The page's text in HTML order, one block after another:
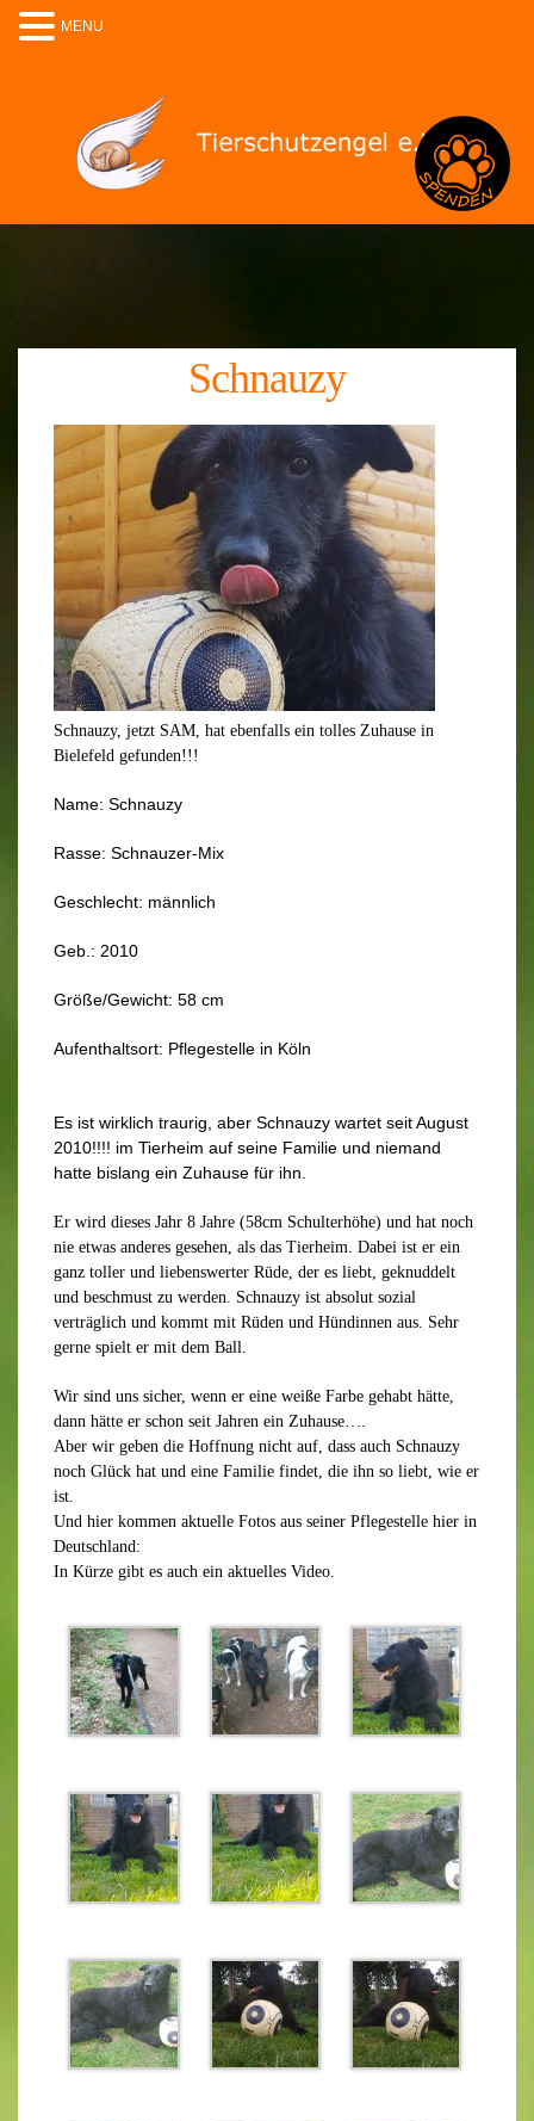
Schnauzy
Schnauzy, jetzt SAM, hat ebenfalls ein tolles Zuhause in
Bielefeld gefunden!!!
Name: Schnauzy
Rasse: Schnauzer-Mix
Geschlecht: männlich
Geb.: 2010
Größe/Gewicht: 58 cm
Aufenthaltsort: Pflegestelle in Köln
Es ist wirklich traurig, aber Schnauzy wartet seit August
2010!!!! im Tierheim auf seine Familie und niemand
hatte bislang ein Zuhause für ihn.
Er wird dieses Jahr 8 Jahre (58cm Schulterhöhe) und hat noch
nie etwas anderes gesehen, als das Tierheim. Dabei ist er ein
ganz toller und liebenswerter Rüde, der es liebt, geknuddelt
und beschmust zu werden. Schnauzy ist absolut sozial
verträglich und kommt mit Rüden und Hündinnen aus. Sehr
gerne spielt er mit dem Ball.
Wir sind uns sicher, wenn er eine weiße Farbe gehabt hätte,
dann hätte er schon seit Jahren ein Zuhause….
Aber wir geben die Hoffnung nicht auf, dass auch Schnauzy
noch Glück hat und eine Familie findet, die ihn so liebt, wie er
ist.
Und hier kommen aktuelle Fotos aus seiner Pflegestelle hier in
Deutschland:
In Kürze gibt es auch ein aktuelles Video.
MENU